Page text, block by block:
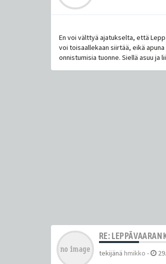
En voi välttyä ajatukselta, että
voi toisaallekaan siirtää, eikä
onnistumisia tuonne. Siellä asuu ja
RE:
tekijänä hmikko -